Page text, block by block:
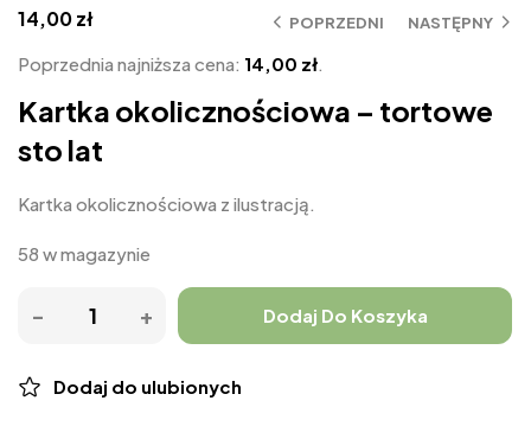
POPRZEDNI NASTĘPNY
14,00zł
Poprzednia najniższa cena: 14,00 zł.
Kartka okolicznościowa – tortowe
sto lat
Kartka okolicznościowa z ilustracją.
58 w magazynie
Dodaj Do Koszyka
Dodaj do ulubionych